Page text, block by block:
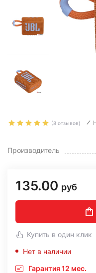
(8 отзывов)
Производитель
135.00 руб
Купить в один клик
Нет в наличии
Гарантия 12 мес.